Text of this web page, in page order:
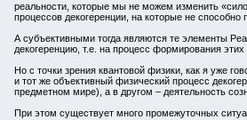
реальности, которые мы не можем изменить
процессов декогеренции, на которые не
А субъективными тогда являются те элементы
декогеренцию, т.е. на процесс формирования
Но с точки зрения квантовой физики, как я уже
и тот же объективный физический процесс
предметном мире), а в другом – деятельность
При этом существует много промежуточных